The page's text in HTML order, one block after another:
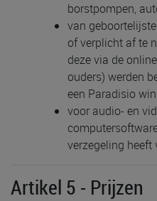
borstpompen,
van
of verplicht af te
deze via de
ouders) werden
een Paradisio
voor audio- en
verzegeling heeft
Artikel 5 - Prijzen